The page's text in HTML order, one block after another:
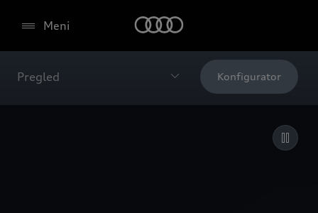
Meni
Pregled Konfigurator